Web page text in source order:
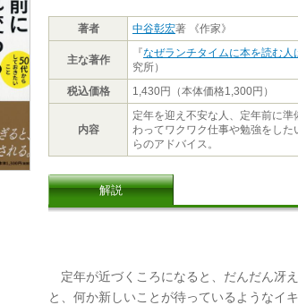
著者 中谷彰宏著 《作家》
主な著作
『なぜランチタイムに本を読む人
究所）
税込価格
1,430円（本体価格1,300円）
内容
定年を迎え不安な人、定年前に
わってワクワク仕事や勉強をし
らのアドバイス。
解説
定年が近づくころになると、だんだん冴
と、何か新しいことが待っているようなイ